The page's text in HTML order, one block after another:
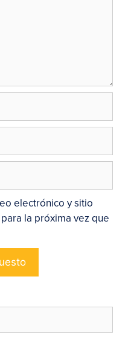
electrónico y sitio
la próxima vez que